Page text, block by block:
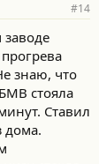
#14
знаю, что
стояла
Ставил
дома.